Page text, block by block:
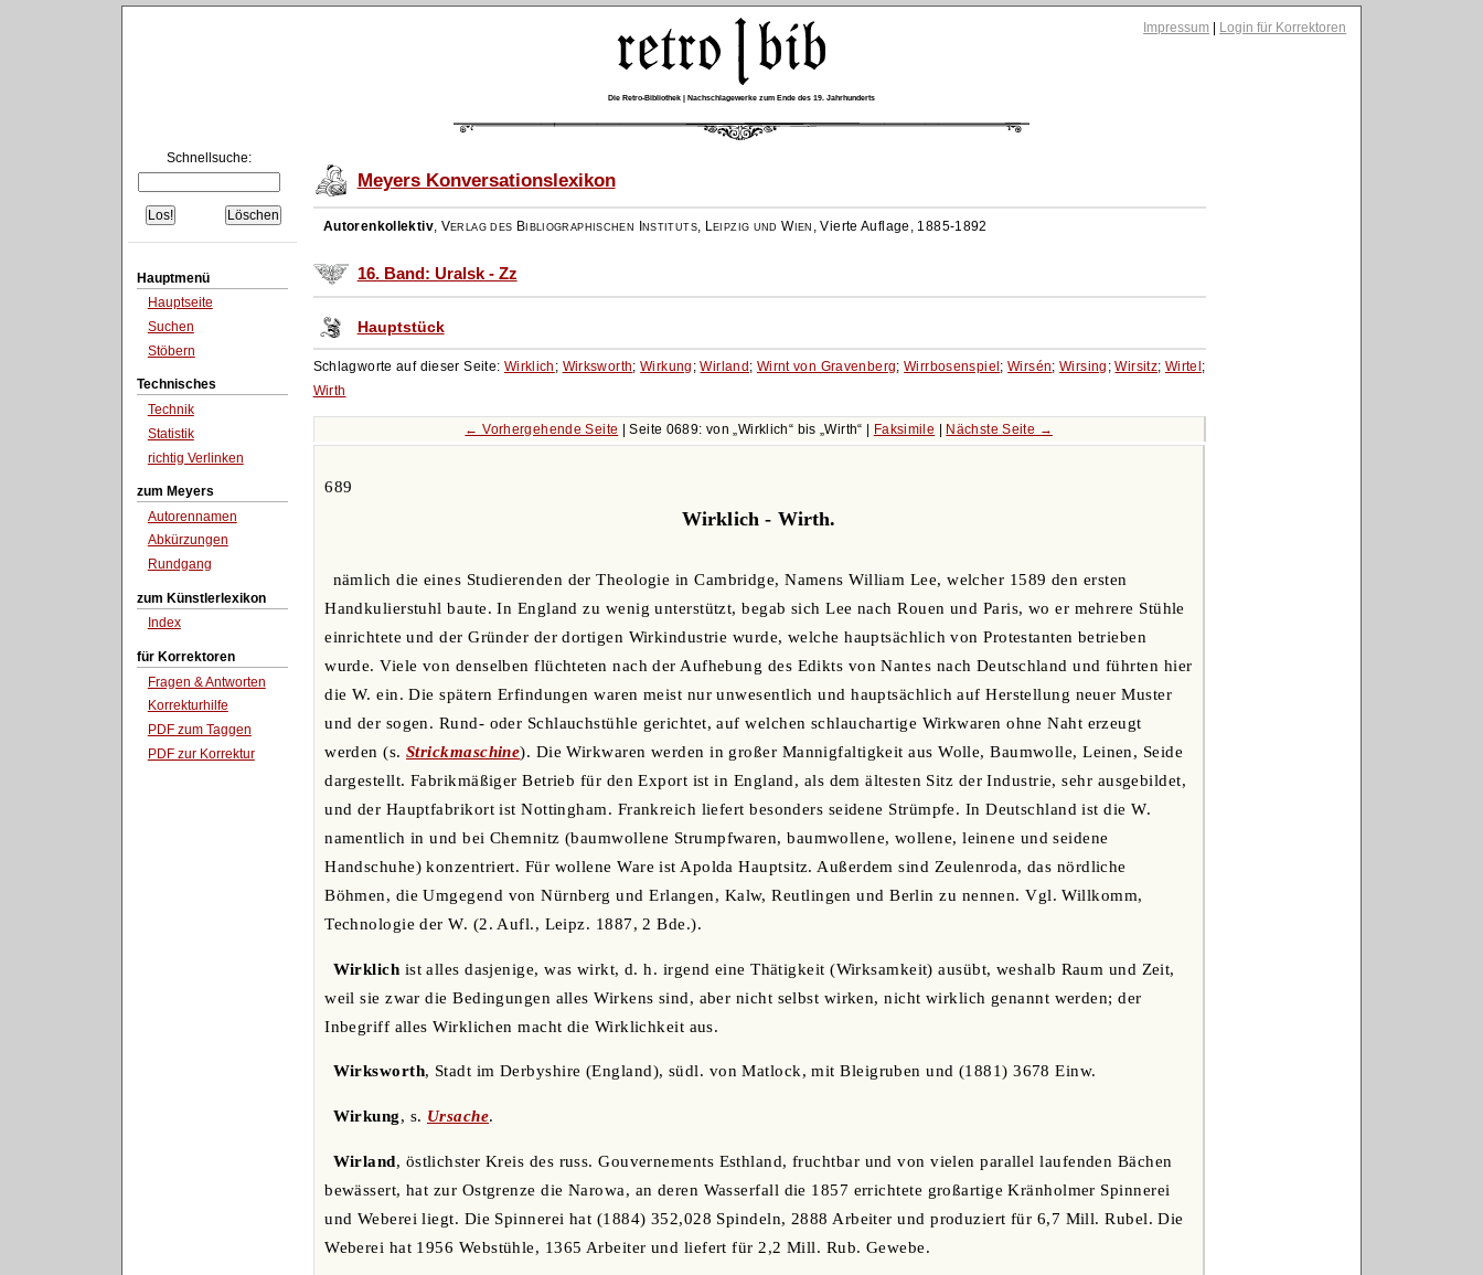
Impressum Login für Korrektoren
Die Retro-Bibliothek | Nachschlagewerke zum Ende des 19. Jahrhunderts
Schnellsuche:
Hauptmenü
Hauptseite
Suchen
Stöbern
Technisches
Technik
Statistik
richtig Verlinken
zum Meyers
Autorennamen
Abkürzungen
Rundgang
zum Künstlerlexikon
Index
für Korrektoren
Fragen & Antworten
Korrekturhilfe
PDF zum Taggen
PDF zur Korrektur
Meyers Konversationslexikon
Autorenkollektiv, Verlag des Bibliographischen Instituts, Leipzig und Wien ,Vierte Auflage, 1885-1892
16. Band: Uralsk - Zz
Hauptstück
Schlagworte auf dieser Seite: Wirklich ; Wirksworth;Wirkung ;Wirland; Wirnt von Gravenberg;Wirrbosenspiel;Wirsén;Wirsing ;Wirsitz; Wirtel;
Wirth
← Vorhergehende Seite | Seite 0689: von Wirklich bis Wirth Faksimile Nächste Seite →
689
Wirklich - Wirth.
nämlich die eines Studierenden der Theologie in Cambridge, Namens William Lee, welcher 1589 den ersten
Handkulierstuhl baute. In England zu wenig unterstützt, begab sich Lee nach Rouen und Paris, wo er mehrere Stühle
einrichtete und der Gründer der dortigen Wirkindustrie wurde, welche hauptsächlich von Protestanten betrieben
wurde. Viele von denselben flüchteten nach der Aufhebung des Edikts von Nantes nach Deutschland und führten hier
die W. ein. Die spätern Erfindungen waren meist nur unwesentlich und hauptsächlich auf Herstellung neuer Muster
und der sogen. Rund- oder Schlauchstühle gerichtet, auf welchen schlauchartige Wirkwaren ohne Naht erzeugt
werden (s.Strickmaschine). Die Wirkwaren werden in großer Mannigfaltigkeit aus Wolle, Baumwolle, Leinen, Seide
dargestellt. Fabrikmäßiger Betrieb für den Export ist in England, als dem ältesten Sitz der Industrie, sehr ausgebildet,
und der Hauptfabrikort ist Nottingham. Frankreich liefert besonders seidene Strümpfe. In Deutschland ist die W.
namentlich in und bei Chemnitz (baumwollene Strumpfwaren, baumwollene, wollene, leinene und seidene
Handschuhe) konzentriert. Für wollene Ware ist Apolda Hauptsitz. Außerdem sind Zeulenroda, das nördliche
Böhmen, die Umgegend von Nürnberg und Erlangen, Kalw, Reutlingen und Berlin zu nennen. Vgl. Willkomm,
Technologie der W. (2. Aufl., Leipz. 1887, 2 Bde.).
Wirklich ist alles dasjenige, was wirkt, d. h. irgend eine Thätigkeit (Wirksamkeit) ausübt, weshalb Raum und Zeit,
weil sie zwar die Bedingungen alles Wirkens sind, aber nicht selbst wirken, nicht wirklich genannt werden; der
Inbegriff alles Wirklichen macht die Wirklichkeit aus.
Wirksworth, Stadt im Derbyshire (England), südl. von Matlock, mit Bleigruben und (1881) 3678 Einw.
Wirkung, s. Ursache.
Wirland, östlichster Kreis des russ. Gouvernements Esthland, fruchtbar und von vielen parallel laufenden Bächen
bewässert, hat zur Ostgrenze die Narowa, an deren Wasserfall die 1857 errichtete großartige Kränholmer Spinnerei
und Weberei liegt. Die Spinnerei hat (1884) 352,028 Spindeln, 2888 Arbeiter und produziert für 6,7 Mill. Rubel. Die
Weberei hat 1956 Webstühle, 1365 Arbeiter und liefert für 2,2 Mill. Rub. Gewebe.